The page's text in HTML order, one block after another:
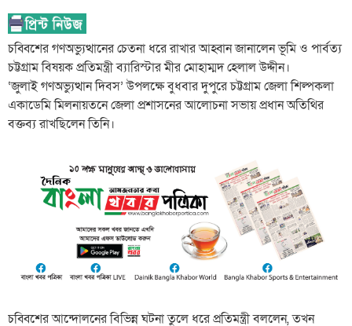
চব্বিশের গণঅভ্যুত্থানের চেতনা ধরে রাখার আহ্বান জানালেন ভূমি ও পার্বত্য
চট্টগ্রাম বিষয়ক প্রতিমন্ত্রী ব্যারিস্টার মীর মোহাম্মদ হেলাল উদ্দীন।
‘জুলাই গণঅভ্যুত্থান দিবস’ উপলক্ষে বুধবার দুপুরে চট্টগ্রাম জেলা শিল্পকলা
একাডেমি মিলনায়তনে জেলা প্রশাসনের আলোচনা সভায় প্রধান অতিথির
বক্তব্য রাখছিলেন তিনি।
চব্বিশের আন্দোলনের বিভিন্ন ঘটনা তুলে ধরে প্রতিমন্ত্রী বললেন, তখন